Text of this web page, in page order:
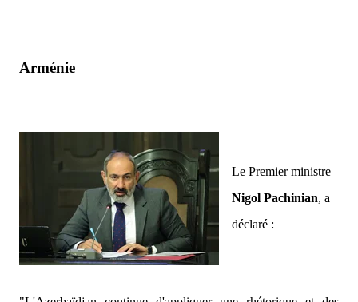
Arménie
Le Premier ministre
Nigol Pachinian, a
déclaré :